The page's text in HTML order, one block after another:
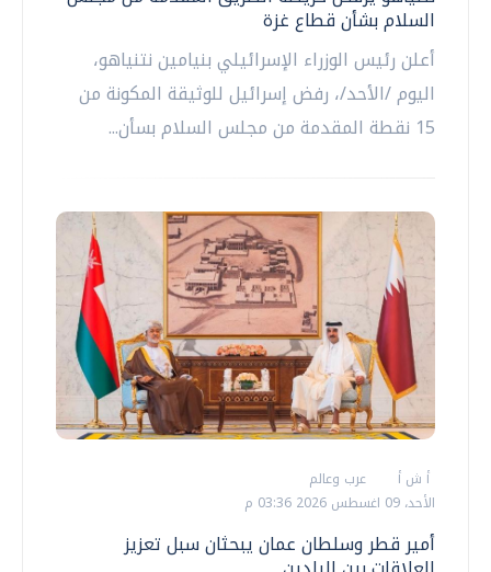
السلام بشأن قطاع غزة
أعلن رئيس الوزراء الإسرائيلي بنيامين نتنياهو،
اليوم /الأحد/، رفض إسرائيل للوثيقة المكونة من
15 نقطة المقدمة من مجلس السلام بسأن...
أ ش أ
عرب وعالم
الأحد، 09 اغسطس 2026 03:36 م
أمير قطر وسلطان عمان يبحثان سبل تعزيز